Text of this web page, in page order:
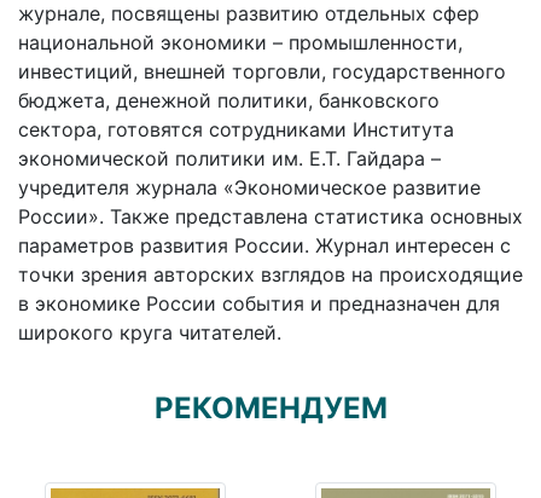
журнале, посвящены развитию отдельных сфер
национальной экономики – промышленности,
инвестиций, внешней торговли, государственного
бюджета, денежной политики, банковского
сектора, готовятся сотрудниками Института
экономической политики им. Е.Т. Гайдара –
учредителя журнала «Экономическое развитие
России». Также представлена статистика основных
параметров развития России. Журнал интересен с
точки зрения авторских взглядов на происходящие
в экономике России события и предназначен для
широкого круга читателей.
РЕКОМЕНДУЕМ